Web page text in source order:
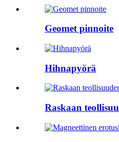
Geomet pinnoite
Hihnapyörä
Raskaan